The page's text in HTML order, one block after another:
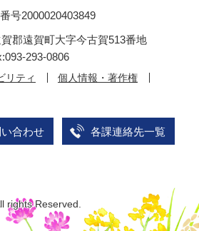
号2000020403849
郡遠賀町大字今古賀513番地
293-0806
リティ
個人情報・著作権
合わせ 各課連絡先一覧
rights Reserved.